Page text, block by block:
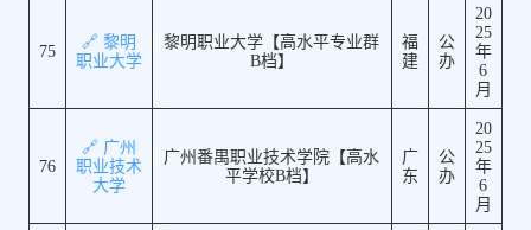
75
🔗 黎明
职业大学
黎明职业大学【高水平专业群
B档】
福
建
公
办
20
25
年
6
月
76
🔗 广州
职业技术
大学
广州番禺职业技术学院【高水
平学校B档】
广
东
公
办
20
25
年
6
月